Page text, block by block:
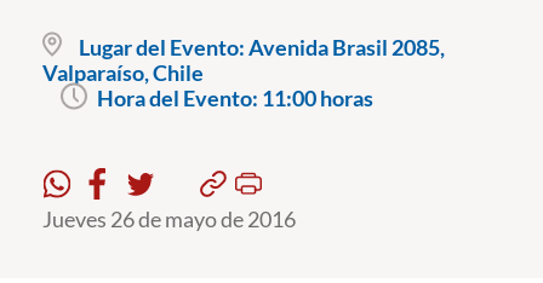
Admisión
Pregrado
Formación Continua
Lugar del Evento:Avenida Brasil 2085,
Valparaíso, Chile
Hora del Evento: 11:00 horas
Jueves 26 de mayo de 2016